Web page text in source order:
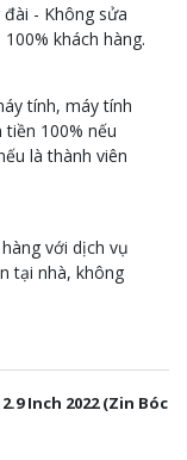
- Không sửa
khách hàng.
tính, máy tính
tiền 100% nếu
là thành viên
với dịch vụ
tại nhà, không
Inch 2022 (Zin Bóc